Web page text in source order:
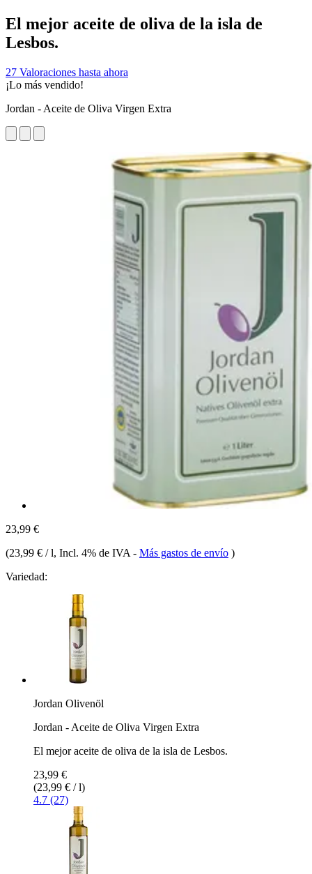
El mejor aceite de oliva de la isla de
Lesbos.
27 Valoraciones hasta ahora
¡Lo más vendido!
Jordan - Aceite de Oliva Virgen Extra
23,99 €
(23,99 € / l, Incl. 4% de IVA - Más gastos de envío )
Variedad:
Jordan Olivenöl
Jordan - Aceite de Oliva Virgen Extra
El mejor aceite de oliva de la isla de Lesbos.
23,99 €
(23,99 € / l)
4.7 (27)